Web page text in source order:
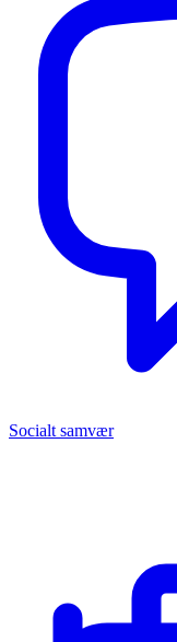
Socialt samvær